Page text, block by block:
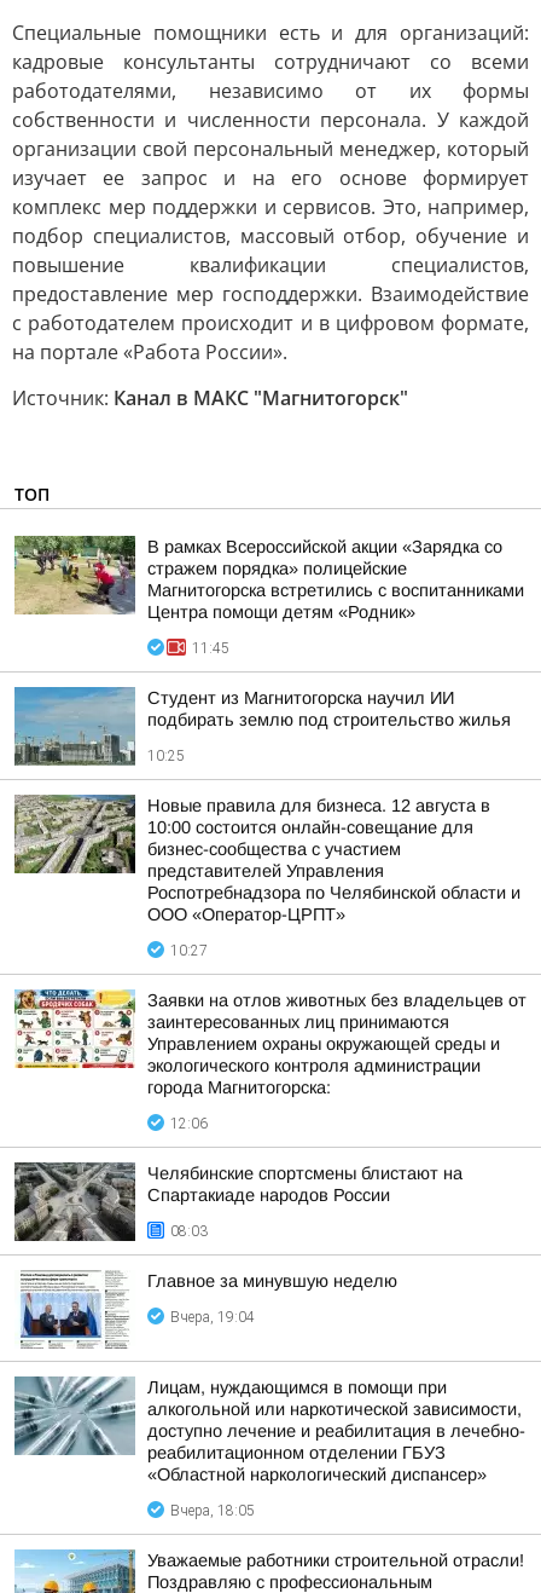
Специальные помощники есть и для организаций:
кадровые консультанты сотрудничают со всеми
работодателями, независимо от их формы
собственности и численности персонала. У каждой
организации свой персональный менеджер, который
изучает ее запрос и на его основе формирует
комплекс мер поддержки и сервисов. Это, например,
подбор специалистов, массовый отбор, обучение и
повышение квалификации специалистов,
предоставление мер господдержки. Взаимодействие
с работодателем происходит и в цифровом формате,
на портале «Работа России».
Источник: Канал в МАКС "Магнитогорск"
ТОП
В рамках Всероссийской акции «Зарядка со
стражем порядка» полицейские
Магнитогорска встретились с воспитанниками
Центра помощи детям «Родник»
11:45
Студент из Магнитогорска научил ИИ
подбирать землю под строительство жилья
10:25
Новые правила для бизнеса. 12 августа в
10:00 состоится онлайн-совещание для
бизнес-сообщества с участием
представителей Управления
Роспотребнадзора по Челябинской области и
ООО «Оператор-ЦРПТ»
10:27
Заявки на отлов животных без владельцев от
заинтересованных лиц принимаются
Управлением охраны окружающей среды и
экологического контроля администрации
города Магнитогорска:
12:06
Челябинские спортсмены блистают на
Спартакиаде народов России
08:03
Главное за минувшую неделю
Вчера, 19:04
Лицам, нуждающимся в помощи при
алкогольной или наркотической зависимости,
доступно лечение и реабилитация в лечебно-
реабилитационном отделении ГБУЗ
«Областной наркологический диспансер»
Вчера, 18:05
Уважаемые работники строительной отрасли!
Поздравляю с профессиональным